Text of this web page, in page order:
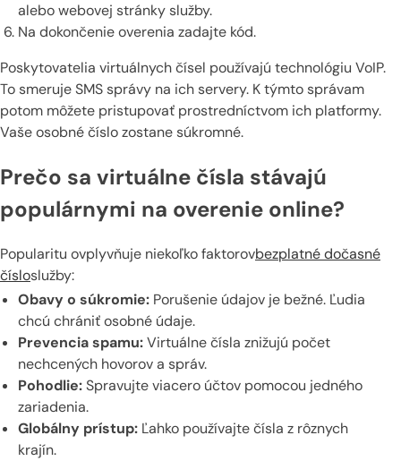
alebo webovej stránky služby.
Na dokončenie overenia zadajte kód.
Poskytovatelia virtuálnych čísel používajú technológiu VoIP.
To smeruje SMS správy na ich servery. K týmto správam
potom môžete pristupovať prostredníctvom ich platformy.
Vaše osobné číslo zostane súkromné.
Prečo sa virtuálne čísla stávajú
populárnymi na overenie online?
Popularitu ovplyvňuje niekoľko faktorovbezplatné dočasné
čísloslužby:
Obavy o súkromie: Porušenie údajov je bežné. Ľudia
chcú chrániť osobné údaje.
Prevencia spamu:Virtuálne čísla znižujú počet
nechcených hovorov a správ.
Pohodlie:Spravujte viacero účtov pomocou jedného
zariadenia.
Globálny prístup: Ľahko používajte čísla z rôznych
krajín.